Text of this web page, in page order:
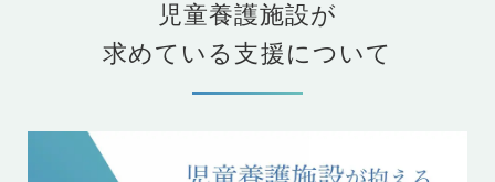
児童養護施設が
求めている支援について